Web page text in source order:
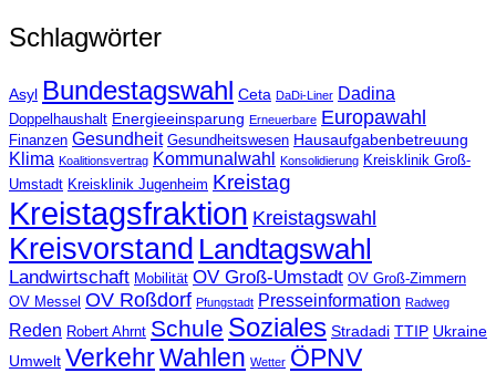
Schlagwörter
Asyl Bundestagswahl Ceta DaDi-Liner Dadina
Doppelhaushalt Energieeinsparung Erneuerbare Europawahl
Finanzen Gesundheit Gesundheitswesen Hausaufgabenbetreuung
Klima Koalitionsvertrag Kommunalwahl Konsolidierung Kreisklinik Groß-
Umstadt Kreisklinik Jugenheim Kreistag
Kreistagsfraktion Kreistagswahl
Kreisvorstand Landtagswahl
Landwirtschaft Mobilität OV Groß-Umstadt OV Groß-Zimmern
OV Messel OV Roßdorf Pfungstadt Presseinformation Radweg
Reden Robert Ahrnt Schule Soziales Stradadi TTIP Ukraine
Umwelt VerkehrWahlen Wetter ÖPNV